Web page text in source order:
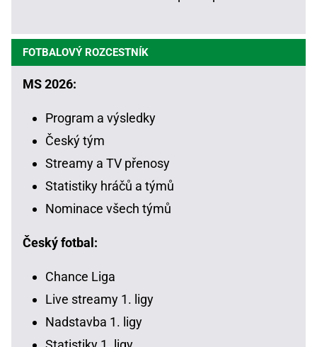
FOTBALOVÝ ROZCESTNÍK
MS 2026:
Program a výsledky
Český tým
Streamy a TV přenosy
Statistiky hráčů a týmů
Nominace všech týmů
Český fotbal:
Chance Liga
Live streamy 1. ligy
Nadstavba 1. ligy